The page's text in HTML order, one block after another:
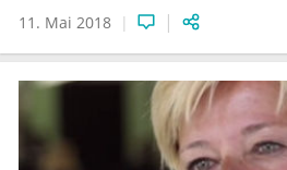
11. Mai 2018